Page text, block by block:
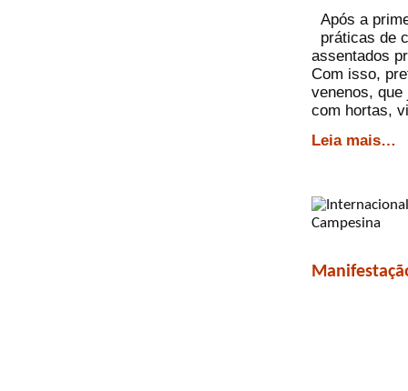
Após a
práticas de
assentados
Com isso,
venenos,
com hortas,
Leia mais…